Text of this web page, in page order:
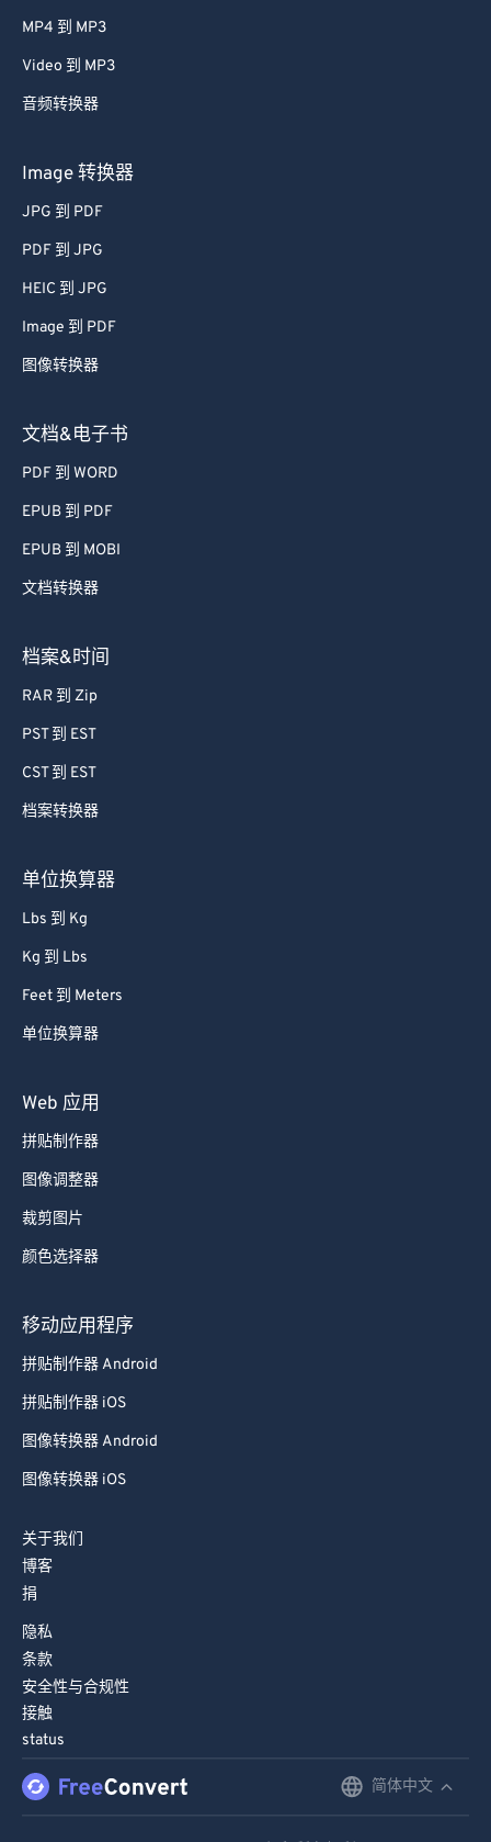
MP4 到 MP3
Video 到 MP3
音频转换器
Image 转换器
JPG 到 PDF
PDF 到 JPG
HEIC 到 JPG
Image 到 PDF
图像转换器
文档&电子书
PDF 到 WORD
EPUB 到 PDF
EPUB 到 MOBI
文档转换器
档案&时间
RAR 到 Zip
PST 到 EST
CST 到 EST
档案转换器
单位换算器
Lbs 到 Kg
Kg 到 Lbs
Feet 到 Meters
单位换算器
Web 应用
拼贴制作器
图像调整器
裁剪图片
颜色选择器
移动应用程序
拼贴制作器 Android
拼贴制作器 iOS
图像转换器 Android
图像转换器 iOS
关于我们
博客
捐
隐私
条款
安全性与合规性
接触
status
简体中文